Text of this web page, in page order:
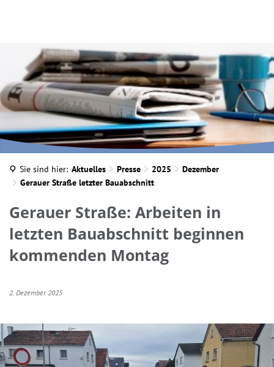
INA MARTELLA, © IM
Sie sind hier: Aktuelles Presse 2025
Dezember
Gerauer Straße letzter Bauabschnitt
Gerauer Straße: Arbeiten in
letzten Bauabschnitt beginnen
kommenden Montag
2. Dezember 2025